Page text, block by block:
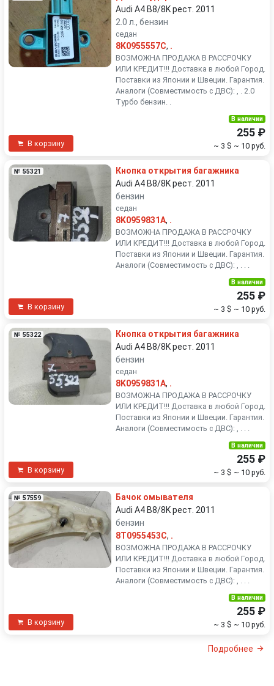
Audi A4 B8/8K рест. 2011
2.0 л., бензин
седан
8K0955557C, .
ВОЗМОЖНА ПРОДАЖА В РАССРОЧКУ
ИЛИ КРЕДИТ!!! Доставка в любой Город.
Поставки из Японии и Швеции. Гарантия.
Аналоги (Совместимость с ДВС): , . 2.0
Турбо бензин. .
В корзину
В наличии
255 ₽
~ 3 $ ~ 10 руб.
№ 55321
Кнопка открытия багажника
Audi A4 B8/8K рест. 2011
бензин
седан
8K0959831A, .
ВОЗМОЖНА ПРОДАЖА В РАССРОЧКУ
ИЛИ КРЕДИТ!!! Доставка в любой Город.
Поставки из Японии и Швеции. Гарантия.
Аналоги (Совместимость с ДВС): , . . .
В корзину
В наличии
255 ₽
~ 3 $ ~ 10 руб.
№ 55322
Кнопка открытия багажника
Audi A4 B8/8K рест. 2011
бензин
седан
8K0959831A, .
ВОЗМОЖНА ПРОДАЖА В РАССРОЧКУ
ИЛИ КРЕДИТ!!! Доставка в любой Город.
Поставки из Японии и Швеции. Гарантия.
Аналоги (Совместимость с ДВС): , . . .
В корзину
В наличии
255 ₽
~ 3 $ ~ 10 руб.
№ 57559
Бачок омывателя
Audi A4 B8/8K рест. 2011
бензин
8T0955453C, .
ВОЗМОЖНА ПРОДАЖА В РАССРОЧКУ
ИЛИ КРЕДИТ!!! Доставка в любой Город.
Поставки из Японии и Швеции. Гарантия.
Аналоги (Совместимость с ДВС): , . . .
В корзину
В наличии
255 ₽
~ 3 $ ~ 10 руб.
Подробнее